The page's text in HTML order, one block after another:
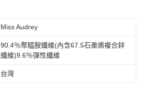
Miss Audrey
90.4％聚醯胺纖維(內含67.5石墨烯複合鋅
纖維)9.6％彈性纖維
台灣